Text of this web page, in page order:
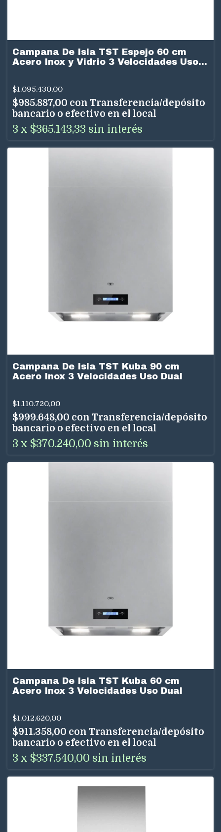
Campana De Isla TST Espejo 60 cm
Acero Inox y Vidrio 3 Velocidades Uso
$1.095.430,00
$985.887,00 con Transferencia/depósito
bancario o efectivo en el local
3 x $365.143,33 sin interés
Campana De Isla TST Kuba 90 cm
Acero Inox 3 Velocidades Uso Dual
$1.110.720,00
$999.648,00 con Transferencia/depósito
bancario o efectivo en el local
3 x $370.240,00 sin interés
Campana De Isla TST Kuba 60 cm
Acero Inox 3 Velocidades Uso Dual
$1.012.620,00
$911.358,00 con Transferencia/depósito
bancario o efectivo en el local
3 x $337.540,00 sin interés